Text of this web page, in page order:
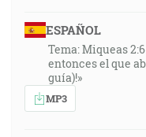
ESPAÑOL
Tema: Miqueas
entonces el que
guía)!»
MP3